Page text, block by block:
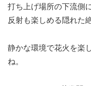
打ち上げ場所の下流側
反射も楽しめる隠れた
静かな環境で花火を楽
ね。